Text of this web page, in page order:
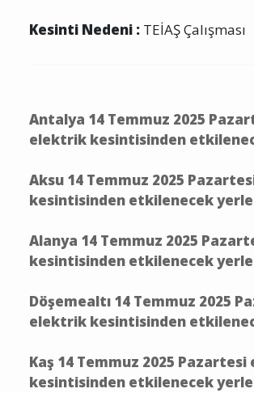
Kesinti Nedeni : TEİAŞ Çalışması
Antalya 14 Temmuz 2025
elektrik kesintisinden
Aksu 14 Temmuz 2025
kesintisinden etkilenecek
Alanya 14 Temmuz 2025
kesintisinden etkilenecek
Döşemealtı 14 Temmuz 2025
elektrik kesintisinden
Kaş 14 Temmuz 2025
kesintisinden etkilenecek